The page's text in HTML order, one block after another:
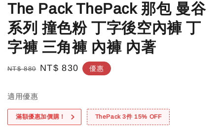
The Pack ThePack 那包 曼谷
系列 撞色粉 丁字後空內褲 丁
字褲 三角褲 內褲 內著
Regular
NT$ 880 Sale
NT$ 830 優惠
適用優惠
滿額優惠加價購！ ThePack 3件 15% OFF